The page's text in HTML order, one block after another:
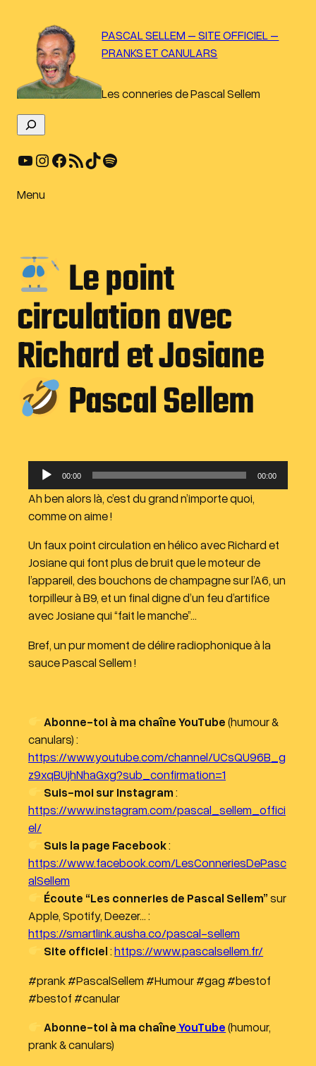
contenu
PASCAL SELLEM – SITE OFFICIEL –
PRANKS ET CANULARS
Les conneries de Pascal Sellem
e
c
e
e
YouTube Instagram Facebook Flux RSS TikTok Spotify
Menu
Le point
circulation avec
Richard et Josiane
Pascal Sellem
e
c
t
e
u
r
a
u
i
o
00:00 00:00
Ah ben alors là, c’est du grand n’importe quoi,
comme on aime !
Un faux point circulation en hélico avec Richard et
Josiane qui font plus de bruit que le moteur de
l’appareil, des bouchons de champagne sur l’A6, un
torpilleur à B9, et un final digne d’un feu d’artifice
avec Josiane qui “fait le manche”…
Bref, un pur moment de délire radiophonique à la
sauce Pascal Sellem !
Abonne-toi à ma chaîne YouTube(humour &
canulars) :
https://www.youtube.com/channel/UCsQU96B_g
z9xqBUjhNhaGxg?sub_confirmation=1
Suis-moi sur Instagram:
https://www.instagram.com/pascal_sellem_offici
el/
Suis la page Facebook:
https://www.facebook.com/LesConneriesDePasc
alSellem
Écoute “Les conneries de Pascal Sellem”sur
Apple, Spotify, Deezer… :
https://smartlink.ausha.co/pascal-sellem
Site officiel:https://www.pascalsellem.fr/
#prank #PascalSellem #Humour #gag #bestof
#bestof #canular
Abonne-toi à ma chaîneYouTube(humour,
prank & canulars)